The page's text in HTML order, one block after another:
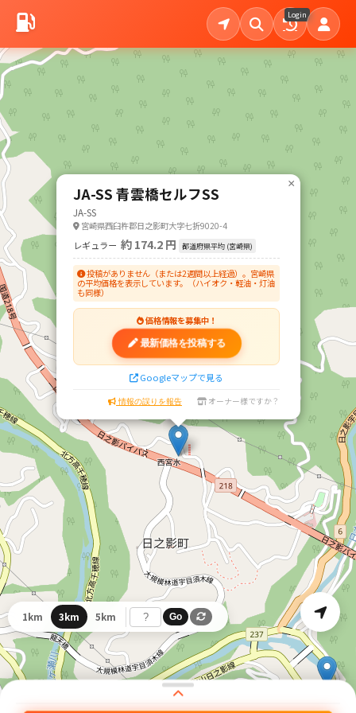
Login
JA-SS 青雲橋セルフSS
JA-SS
宮崎県西臼杵郡日之影町大字七折9020-4
レギュラー 約 174.2 円 都道府県平均 (宮崎県)
投稿がありません（または2週間以上経過）。宮崎県
の平均価格を表示しています。（ハイオク・軽油・灯油
も同様）
価格情報を募集中！
最新価格を投稿する
Googleマップで見る
情報の誤りを報告 オーナー様ですか？
×
1km 3km 5km Go